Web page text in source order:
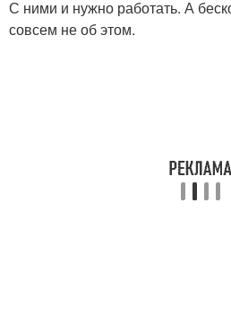
С ними и нужно работать. А
совсем не об этом.